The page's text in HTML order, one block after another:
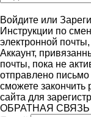
Войдите или
Инструкции по
электронной
Аккаунт,
почты, пока не
отправлено
сможете закончить
сайта для
ОБРАТНАЯ СВЯЗЬ